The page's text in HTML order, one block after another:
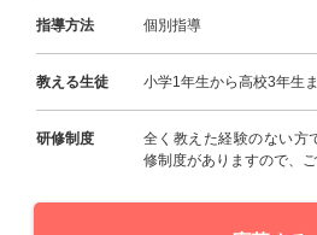
指導方法 個別指導
教える生徒 小学1年生から高校3年生
研修制度
全く教えた経験のない方
修制度がありますので、